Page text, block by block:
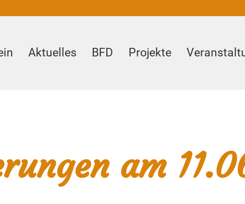
Aktuelles BFD Projekte
am